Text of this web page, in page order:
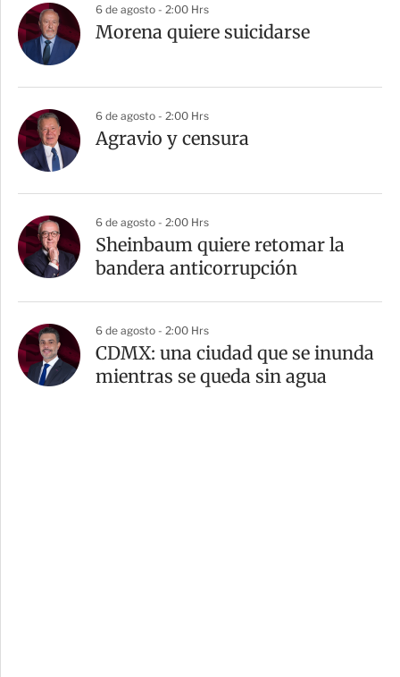
6 de agosto - 2:00 Hrs
Morena quiere suicidarse
6 de agosto - 2:00 Hrs
Agravio y censura
6 de agosto - 2:00 Hrs
Sheinbaum quiere retomar la
bandera anticorrupción
6 de agosto - 2:00 Hrs
CDMX: una ciudad que se inunda
mientras se queda sin agua